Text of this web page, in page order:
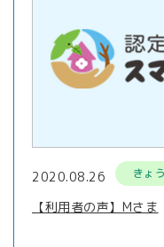
2020.08.26 きょ
【利用者の声】Mさま